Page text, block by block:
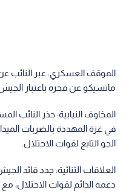
الموقف العسكري: عبر النائب
ماتسيكو عن فخره باعتبار الجيش
المخاوف النيابية: حذر النائب
في غزة المهددة بالضربات
الجو التابع لقوات الاحتلال.
العلاقات الثنائية: جدد قائد
دعمه الدائم لقوات الاحتلال،